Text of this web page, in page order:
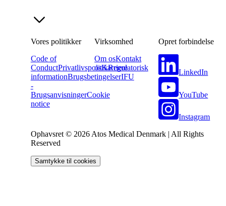
Vores politikker
Code of
ConductPrivatlivspolitikRegulatorisk
informationBrugsbetingelserIFU
-
BrugsanvisningerCookie
notice
Virksomhed
Om osKontakt
osKarriere
Opret forbindelse
LinkedIn
YouTube
Instagram
Ophavsret © 2026 Atos Medical Denmark | All Rights
Reserved
Samtykke til cookies